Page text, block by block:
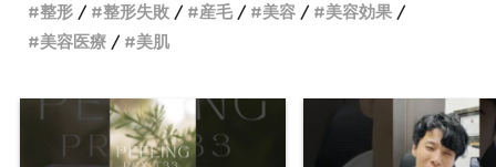
整形
整形失敗 産毛 美容
美容効果
美容医療
美肌